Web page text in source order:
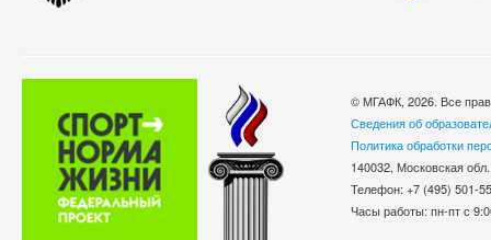
© МГАФК, 2026. Все
Сведения об
Политика обработки
140032, Московская
Телефон: +7 (495)
Часы работы: пн-пт с